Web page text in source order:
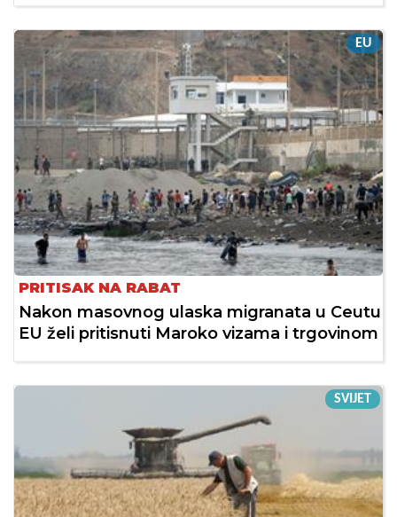
EU
PRITISAK NA RABAT
Nakon masovnog ulaska migranata u Ceutu
EU želi pritisnuti Maroko vizama i trgovinom
SVIJET